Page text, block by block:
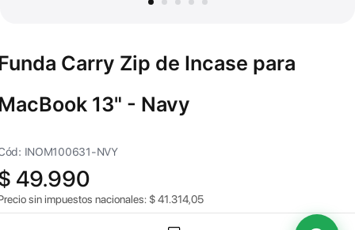
Carry Zip de Incase para
13" - Navy
INOM100631-NVY
49.990
sin impuestos nacionales: $41.314,05